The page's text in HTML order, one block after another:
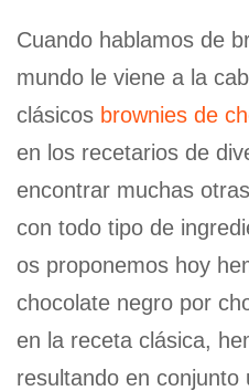
Cuando hablamos de
mundo le viene a la
clásicos brownies de
en los recetarios de
encontrar muchas
con todo tipo de
os proponemos hoy
chocolate negro por
en la receta clásica,
resultando en conjunto